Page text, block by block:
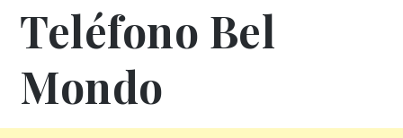
Teléfono Bel
Mondo